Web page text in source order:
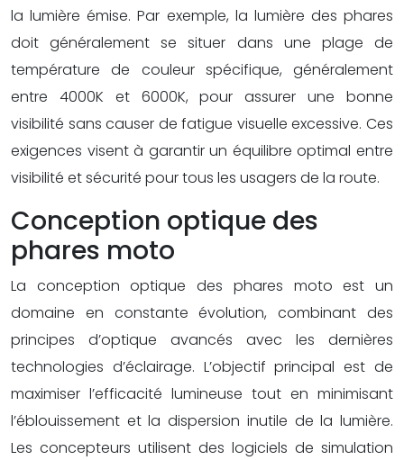
la lumière émise. Par exemple, la lumière des phares
doit généralement se situer dans une plage de
température de couleur spécifique, généralement
entre 4000K et 6000K, pour assurer une bonne
visibilité sans causer de fatigue visuelle excessive. Ces
exigences visent à garantir un équilibre optimal entre
visibilité et sécurité pour tous les usagers de la route.
Conception optique des
phares moto
La conception optique des phares moto est un
domaine en constante évolution, combinant des
principes d’optique avancés avec les dernières
technologies d’éclairage. L’objectif principal est de
maximiser l’efficacité lumineuse tout en minimisant
l’éblouissement et la dispersion inutile de la lumière.
Les concepteurs utilisent des logiciels de simulation